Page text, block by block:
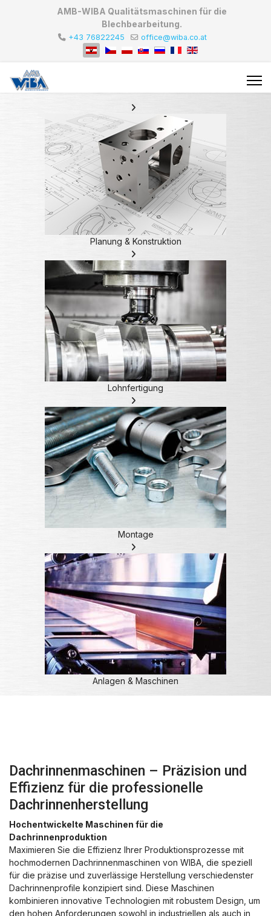
AMB-WIBA Qualitätsmaschinen für die
Blechbearbeitung.
+43 76822245 office@wiba.co.at
Planung & Konstruktion
Lohnfertigung
Montage
Anlagen & Maschinen
Dachrinnenmaschinen – Präzision und
Effizienz für die professionelle
Dachrinnenherstellung
Hochentwickelte Maschinen für die
Dachrinnenproduktion
Maximieren Sie die Effizienz Ihrer Produktionsprozesse mit
hochmodernen Dachrinnenmaschinen von WIBA, die speziell
für die präzise und zuverlässige Herstellung verschiedenster
Dachrinnenprofile konzipiert sind. Diese Maschinen
kombinieren innovative Technologien mit robustem Design, um
den hohen Anforderungen sowohl in industriellen als auch in